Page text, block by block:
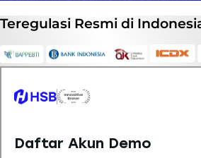
Teregulasi Resmi di